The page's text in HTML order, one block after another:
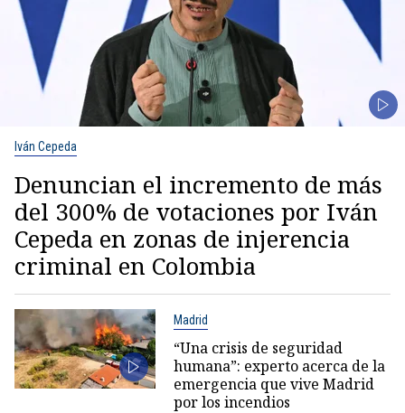
Iván Cepeda
Denuncian el incremento de más
del 300% de votaciones por Iván
Cepeda en zonas de injerencia
criminal en Colombia
Madrid
“Una crisis de seguridad
humana”: experto acerca de la
emergencia que vive Madrid
por los incendios